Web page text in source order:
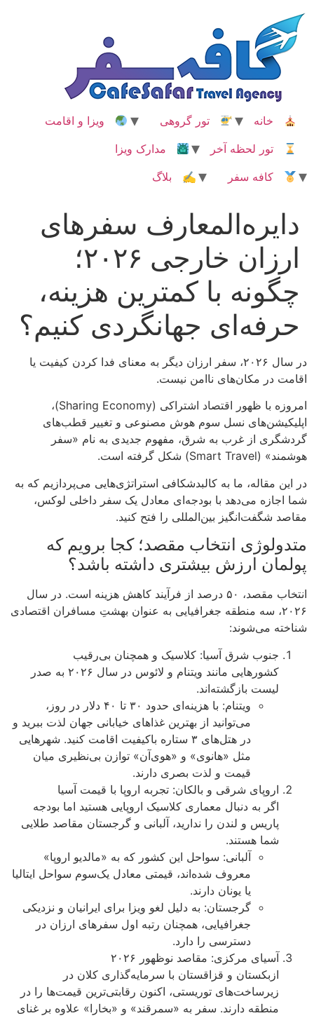
محتوا
خانه تور گروهی
ویزا و اقامت
تور لحظه آخر
مدارک ویزا
کافه سفر
✍ بلاگ
دایره‌المعارف سفرهای
ارزان خارجی ۲۰۲۶؛
چگونه با کمترین هزینه،
حرفه‌ای جهانگردی کنیم؟
در سال ۲۰۲۶، سفر ارزان دیگر به معنای فدا کردن کیفیت یا
اقامت در مکان‌های ناامن نیست.
امروزه با ظهور اقتصاد اشتراکی (Sharing Economy)،
اپلیکیشن‌های نسل سوم هوش مصنوعی و تغییر قطب‌های
گردشگری از غرب به شرق، مفهوم جدیدی به نام «سفر
هوشمند» (Smart Travel) شکل گرفته است.
در این مقاله، ما به کالبدشکافی استراتژی‌هایی می‌پردازیم که به
شما اجازه می‌دهد با بودجه‌ای معادل یک سفر داخلی لوکس،
مقاصد شگفت‌انگیز بین‌المللی را فتح کنید.
متدولوژی انتخاب مقصد؛ کجا برویم که
پولمان ارزش بیشتری داشته باشد؟
انتخاب مقصد، ۵۰ درصد از فرآیند کاهش هزینه است. در سال
۲۰۲۶، سه منطقه جغرافیایی به عنوان بهشتِ مسافران اقتصادی
شناخته می‌شوند:
جنوب شرق آسیا: کلاسیک و همچنان بی‌رقیب
کشورهایی مانند ویتنام و لائوس در سال ۲۰۲۶ به صدر
لیست بازگشته‌اند.
ویتنام: با هزینه‌ای حدود ۳۰ تا ۴۰ دلار در روز،
می‌توانید از بهترین غذاهای خیابانی جهان لذت ببرید و
در هتل‌های ۳ ستاره باکیفیت اقامت کنید. شهرهایی
مثل «هانوی» و «هوی‌آن» توازن بی‌نظیری میان
قیمت و لذت بصری دارند.
اروپای شرقی و بالکان: تجربه اروپا با قیمت آسیا
اگر به دنبال معماری کلاسیک اروپایی هستید اما بودجه
پاریس و لندن را ندارید، آلبانی و گرجستان مقاصد طلایی
شما هستند.
آلبانی: سواحل این کشور که به «مالدیو اروپا»
معروف شده‌اند، قیمتی معادل یک‌سوم سواحل ایتالیا
یا یونان دارند.
گرجستان: به دلیل لغو ویزا برای ایرانیان و نزدیکی
جغرافیایی، همچنان رتبه اول سفرهای ارزان در
دسترسی را دارد.
آسیای مرکزی: مقاصد نوظهور ۲۰۲۶
ازبکستان و قزاقستان با سرمایه‌گذاری کلان در
زیرساخت‌های توریستی، اکنون رقابتی‌ترین قیمت‌ها را در
منطقه دارند. سفر به «سمرقند» و «بخارا» علاوه بر غنای